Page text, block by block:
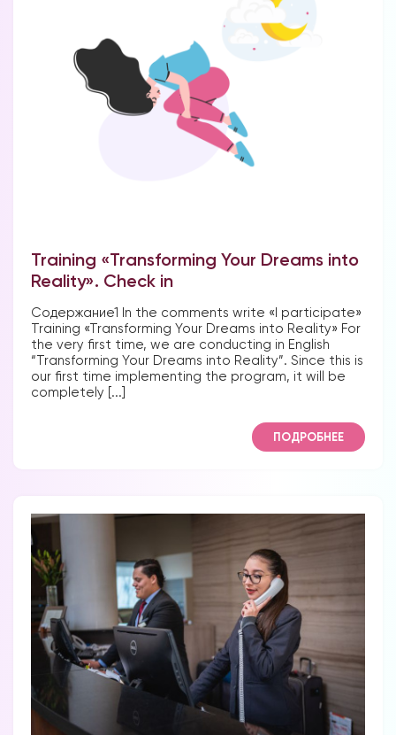
Training «Transforming Your Dreams into
Reality». Check in
Содержание1 In the comments write «I participate»
Training «Transforming Your Dreams into Reality» For
the very first time, we are conducting in English
“Transforming Your Dreams into Reality”. Since this is
our first time implementing the program, it will be
completely [...]
ПОДРОБНЕЕ